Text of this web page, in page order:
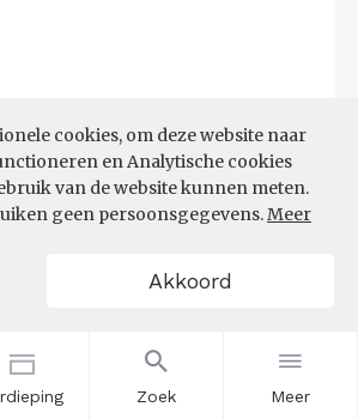
Zoek Meer
cookies, om deze website naar
en Analytische cookies
van de website kunnen meten.
geen persoonsgegevens.Meer
Akkoord
Bron: LISA
PER
PER 10.000